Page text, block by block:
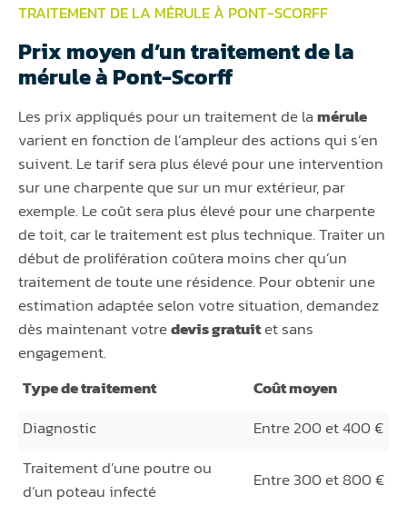
TRAITEMENT DE LA MÉRULE À PONT-SCORFF
Prix moyen d’un traitement de la
mérule à Pont-Scorff
Les prix appliqués pour un traitement de lamérule
varient en fonction de l’ampleur des actions qui s’en
suivent. Le tarif sera plus élevé pour une intervention
sur une charpente que sur un mur extérieur, par
exemple. Le coût sera plus élevé pour une charpente
de toit, car le traitement est plus technique. Traiter un
début de prolifération coûtera moins cher qu’un
traitement de toute une résidence. Pour obtenir une
estimation adaptée selon votre situation, demandez
dès maintenant votredevis gratuitet sans
engagement.
Type de traitement
Coût moyen
Diagnostic
Entre 200 et 400 €
Traitement d’une poutre ou
d’un poteau infecté
Entre 300 et 800 €